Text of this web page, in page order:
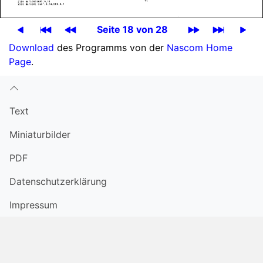
Seite 18 von 28
Download des Programms von der Nascom Home
Page.
Text
Miniatur­bilder
PDF
Datenschutzerklärung
Impressum